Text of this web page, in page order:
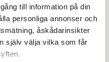
till information på din
personliga annonser och
åskådarinsikter
själv välja vilka som får
existerade
Den brittiska
varit splittrad i flera